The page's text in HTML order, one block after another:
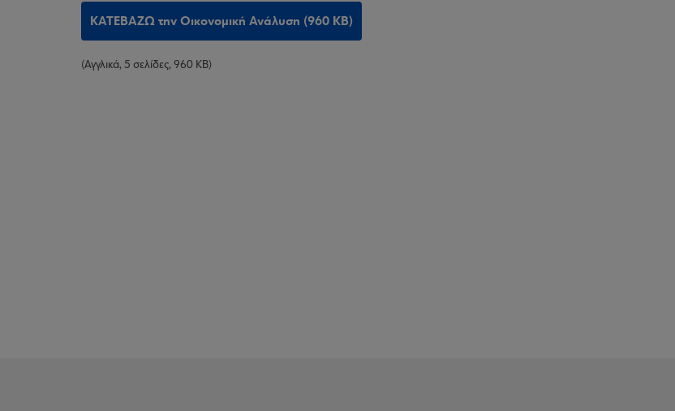
ΚΑΤΕΒΑΖΩ την Οικονομική Ανάλυση (960 KB)
(Αγγλικά, 5 σελίδες, 960 KB)